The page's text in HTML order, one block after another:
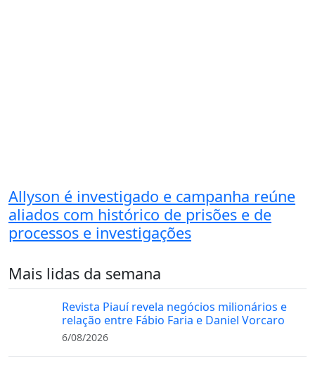
Allyson é investigado e campanha reúne
aliados com histórico de prisões e de
processos e investigações
Mais lidas da semana
Revista Piauí revela negócios milionários e
relação entre Fábio Faria e Daniel Vorcaro
6/08/2026